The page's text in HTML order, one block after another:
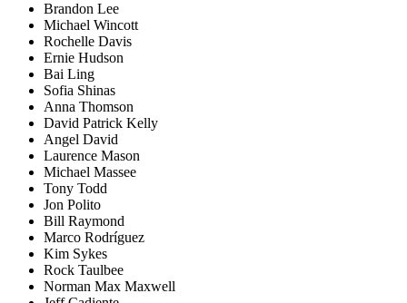
Brandon Lee
Michael Wincott
Rochelle Davis
Ernie Hudson
Bai Ling
Sofia Shinas
Anna Thomson
David Patrick Kelly
Angel David
Laurence Mason
Michael Massee
Tony Todd
Jon Polito
Bill Raymond
Marco Rodríguez
Kim Sykes
Rock Taulbee
Norman Max Maxwell